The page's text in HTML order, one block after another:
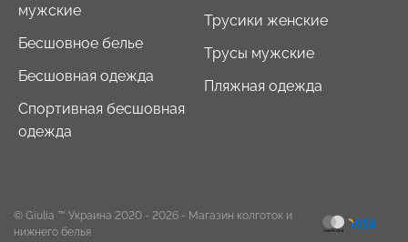
мужские
Бесшовное белье
Бесшовная одежда
Спортивная бесшовная
одежда
Трусики женские
Трусы мужские
Пляжная одежда
© Giulia ™ Украина 2020 - 2026 - Магазин колготок и
нижнего белья